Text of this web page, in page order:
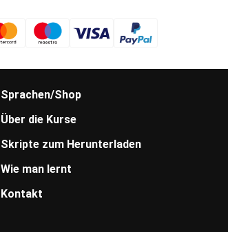
Sprachen/Shop
Über die Kurse
Skripte zum Herunterladen
Wie man lernt
Kontakt